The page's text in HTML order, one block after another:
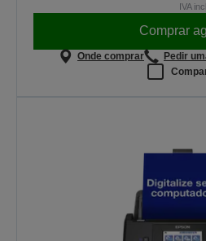
IVA
Comprar
Onde comprar
Pedir